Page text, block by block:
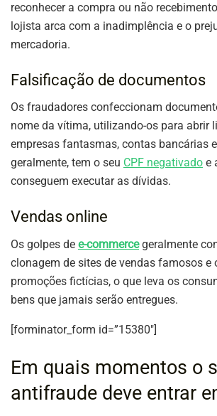
reconhecer a compra ou não
lojista arca com a inadimplência e o
mercadoria.
Falsificação de documentos
Os fraudadores confeccionam
nome da vítima, utilizando-os para abrir
empresas fantasmas, contas bancárias
geralmente, tem o seu CPF negativado e
conseguem executar as dívidas.
Vendas online
Os golpes de e-commercegeralmente
clonagem de sites de vendas famosos e
promoções fictícias, o que leva os
bens que jamais serão entregues.
[forminator_form id=”15380″]
Em quais momentos o
antifraude deve entrar